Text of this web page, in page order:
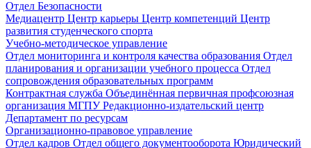
Отдел Безопасности
Медиацентр Центр карьеры Центр компетенций Центр
развития студенческого спорта
Учебно-методическое управление
Отдел мониторинга и контроля качества образования Отдел
планирования и организации учебного процесса Отдел
сопровождения образовательных программ
Контрактная служба Объединённая первичная профсоюзная
организация МГПУРедакционно-издательский центр
Департамент по ресурсам
Организационно-правовое управление
Отдел кадров Отдел общего документооборота Юридический